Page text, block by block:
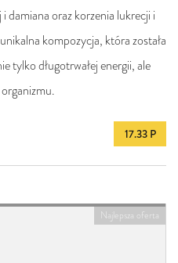
17.33 P
damiana oraz korzenia lukrecji i
kompozycja, która została
tylko długotrwałej energii, ale
Najlepsza oferta